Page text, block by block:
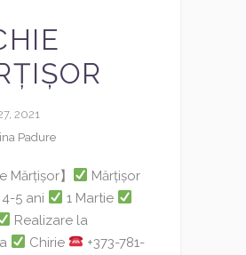
2021
Padure
Mărțișor】
Mărțișor
5 ani
1 Martie
Realizare la
Chirie
+373-781-